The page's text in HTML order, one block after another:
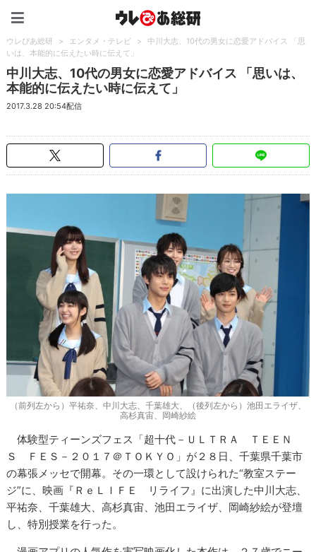
ウレぴあ総研 > エンタメ・テレビ >
中川大志、10代の男女に恋愛アドバイス 「思
いは、本能的に伝えたい時に伝えて」
中川大志、10代の男女に恋愛アドバイス 「思いは、
本能的に伝えたい時に伝えて」
2017.3.28 20:54配信
（前列左から）平祐奈、中川大志、千葉雄大、（後列左から）池田エライザ、
高杉真宙、岡崎紗絵
体験型ティーンズフェス「超十代－ＵＬＴＲＡ ＴＥＥＮ
Ｓ ＦＥＳ－２０１７＠ＴＯＫＹＯ」が２８日、千葉県千葉市
の幕張メッセで開幕。その一環として設けられた“教室ステー
ジ”に、映画『ＲｅＬＩＦＥ リライフ』に出演した中川大志、
平祐奈、千葉雄大、高杉真宙、池田エライザ、岡崎紗絵が登壇
し、特別授業を行った。